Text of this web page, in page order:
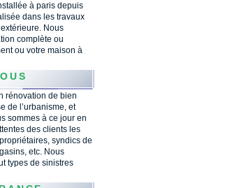
à paris depuis
dans les travaux
Nous
complète ou
ou votre maison à
rénovation de bien
de l’urbanisme, et
sommes à ce jour en
des clients les
syndics de
etc. Nous
types de sinistres